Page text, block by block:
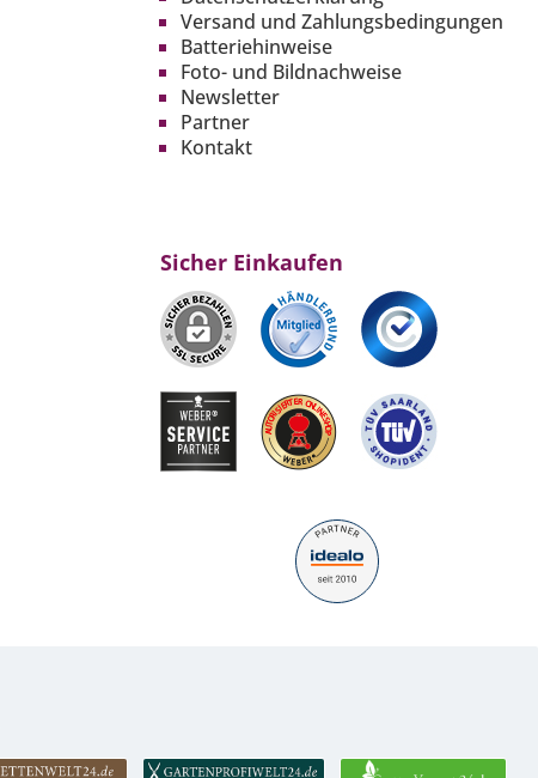
Versand und Zahlungsbedingungen
Batteriehinweise
Foto- und Bildnachweise
Newsletter
Partner
Kontakt
Sicher Einkaufen